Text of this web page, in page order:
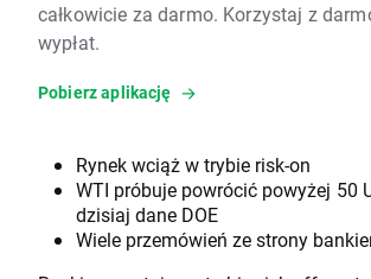
całkowicie za darmo. Korzystaj z
wypłat.
Pobierz aplikację
Rynek wciąż w trybie risk-on
WTI próbuje powrócić powyżej 50
dzisiaj dane DOE
Wiele przemówień ze strony